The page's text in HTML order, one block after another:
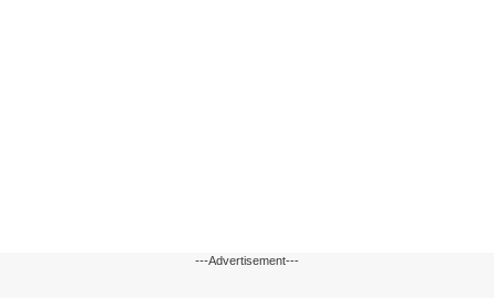
---Advertisement---